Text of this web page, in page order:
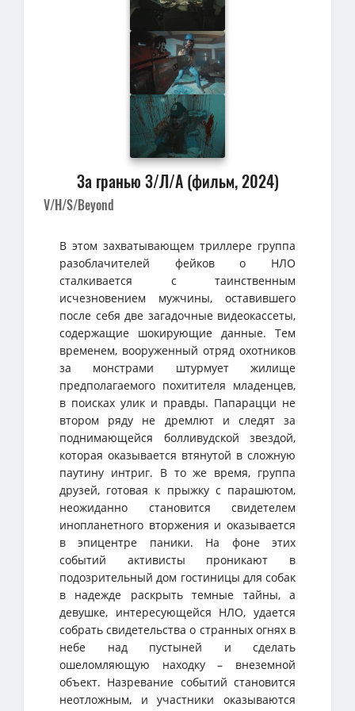
За гранью З/Л/А (фильм, 2024)
V/H/S/Beyond
В этом захватывающем триллере группа
разоблачителей фейков о НЛО
сталкивается с таинственным
исчезновением мужчины, оставившего
после себя две загадочные видеокассеты,
содержащие шокирующие данные. Тем
временем, вооруженный отряд охотников
за монстрами штурмует жилище
предполагаемого похитителя младенцев,
в поисках улик и правды. Папарацци не
втором ряду не дремлют и следят за
поднимающейся болливудской звездой,
которая оказывается втянутой в сложную
паутину интриг. В то же время, группа
друзей, готовая к прыжку с парашютом,
неожиданно становится свидетелем
инопланетного вторжения и оказывается
в эпицентре паники. На фоне этих
событий активисты проникают в
подозрительный дом гостиницы для собак
в надежде раскрыть темные тайны, а
девушке, интересующейся НЛО, удается
собрать свидетельства о странных огнях в
небе над пустыней и сделать
ошеломляющую находку – внеземной
объект. Назревание событий становится
неотложным, и участники оказываются